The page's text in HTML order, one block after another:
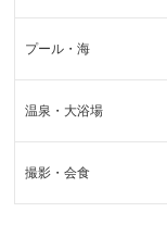
プール・海
温泉・大浴場
撮影・会食